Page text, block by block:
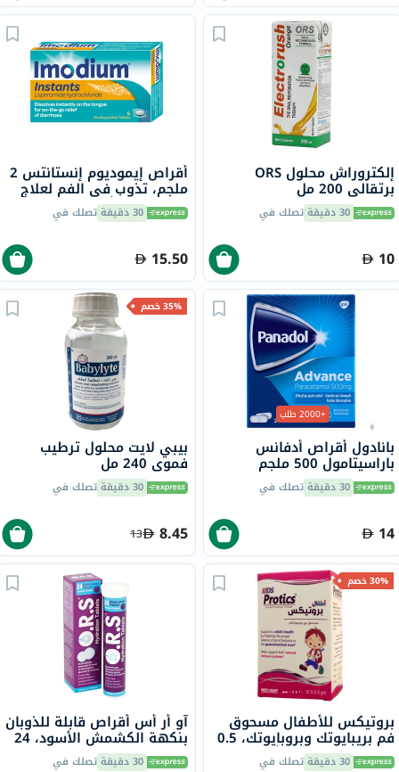
إلكتروراش محلول ORS
برتقالي 200 مل
30 دقيقة تصلك في
10
أقراص إيموديوم إنستانتس 2
ملجم، تذوب في الفم لعلاج
الإسهال، 6 أقراص
30 دقيقة تصلك في
15.50
+2000 طلب
بانادول أقراص أدفانس
باراسيتامول 500 ملجم
قرص 30 دقيقة تصلك في
14
35% خصم
بيبي لايت محلول ترطيب
فموي 240 مل
30 دقيقة تصلك في
8.45
13
30% خصم
بروتيكس للأطفال مسحوق
فم بريبايوتك وبروبايوتك، 0.5
جرام، حزمة من 10 أكياس
30 دقيقة تصلك في
آو أر أس أقراص قابلة للذوبان
بنكهة الكشمش الأسود، 24
قرص 30 دقيقة تصلك في